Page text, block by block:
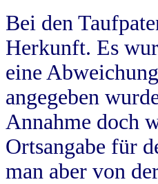
Bei den
Herkunft. Es
eine
angegeben
Annahme doch
Ortsangabe für
man aber von